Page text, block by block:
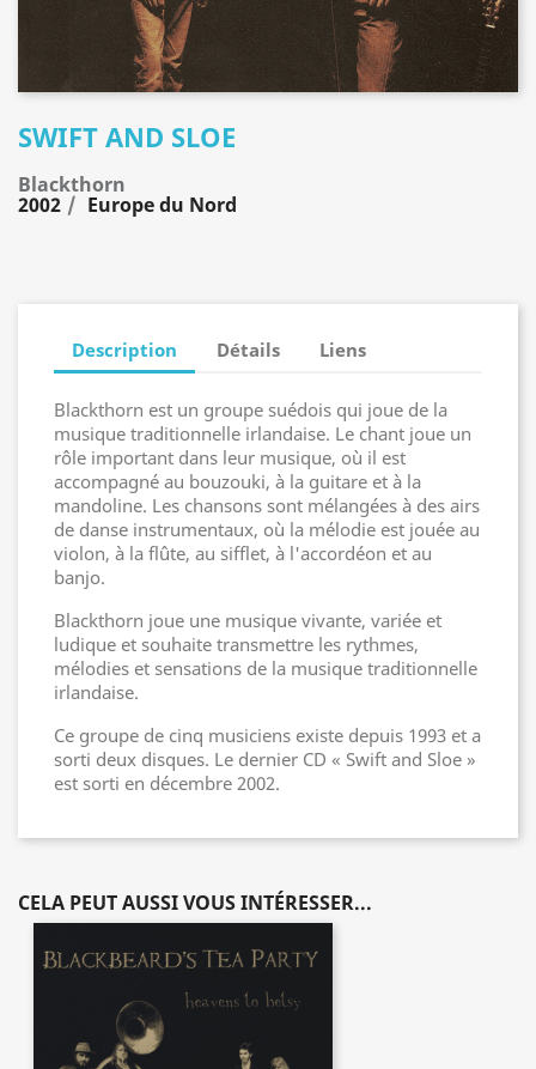
SWIFT AND SLOE
Blackthorn
2002 Europe du Nord
Description Détails Liens
Blackthorn est un groupe suédois qui joue de la
musique traditionnelle irlandaise. Le chant joue un
rôle important dans leur musique, où il est
accompagné au bouzouki, à la guitare et à la
mandoline. Les chansons sont mélangées à des airs
de danse instrumentaux, où la mélodie est jouée au
violon, à la flûte, au sifflet, à l'accordéon et au
banjo.
Blackthorn joue une musique vivante, variée et
ludique et souhaite transmettre les rythmes,
mélodies et sensations de la musique traditionnelle
irlandaise.
Ce groupe de cinq musiciens existe depuis 1993 et a
sorti deux disques. Le dernier CD « Swift and Sloe »
est sorti en décembre 2002.
CELA PEUT AUSSI VOUS INTÉRESSER...